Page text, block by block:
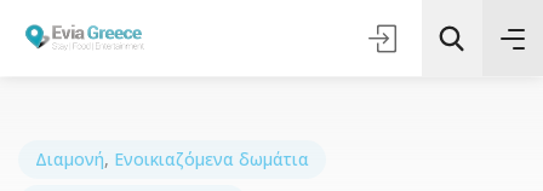
Διαμονή, Ενοικιαζόμενα δωμάτια